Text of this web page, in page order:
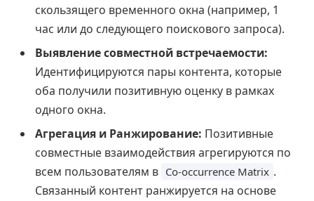
скользящего временного окна (например, 1
час или до следующего поискового запроса).
Выявление совместной встречаемости:
Идентифицируются пары контента, которые
оба получили позитивную оценку в рамках
одного окна.
Агрегация и Ранжирование: Позитивные
совместные взаимодействия агрегируются по
всем пользователям в Co-occurrence Matrix .
Связанный контент ранжируется на основе